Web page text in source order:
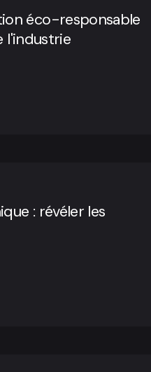
éco-responsable
l'industrie
: révéler les